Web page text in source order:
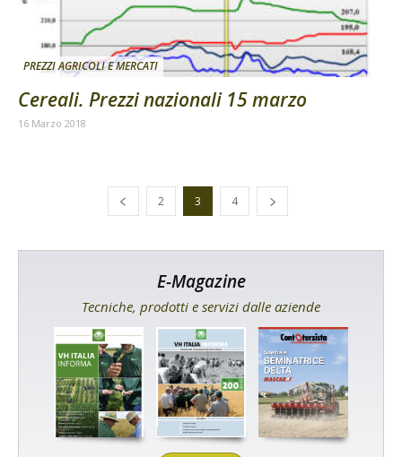
PREZZI AGRICOLI E MERCATI
Cereali. Prezzi nazionali 15 marzo
16 Marzo 2018
2 3 4
E-Magazine
Tecniche, prodotti e servizi dalle aziende